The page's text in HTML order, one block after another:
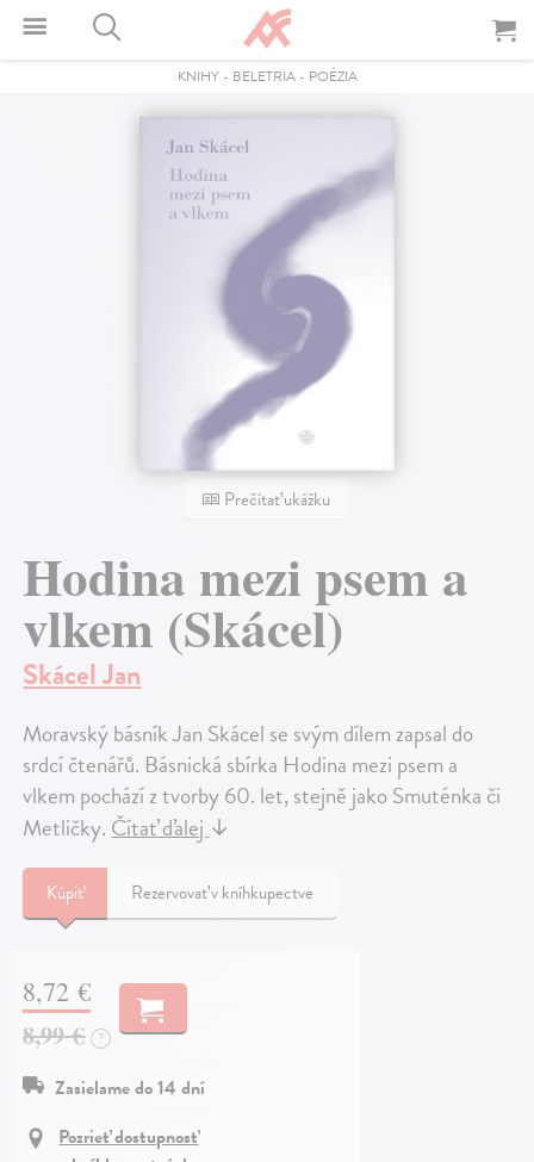
KNIHY- BELETRIA- POÉZIA
Prečítať ukážku
Hodina mezi psem a
vlkem (Skácel)
Skácel Jan
Moravský básník Jan Skácel se svým dílem zapsal do
srdcí čtenářů. Básnická sbírka Hodina mezi psem a
vlkem pochází z tvorby 60. let, stejně jako Smuténka či
Metličky.Čítať ďalej↓
Kúpiť Rezervovať v kníhkupectve
8,72 €
8,99 € ?
Zasielame do 14 dní
Pozrieť dostupnosť